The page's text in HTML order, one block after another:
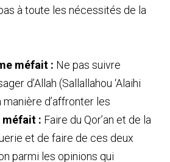
démocratie - Abou
démocratie - Abou
à toute les nécessités de la
méfait : Ne pas suivre
d’Allah (Sallallahou ‘Alaihi
d’affronter les
méfait : Faire du Qor’an et de la
et de faire de ces deux
parmi les opinions qui